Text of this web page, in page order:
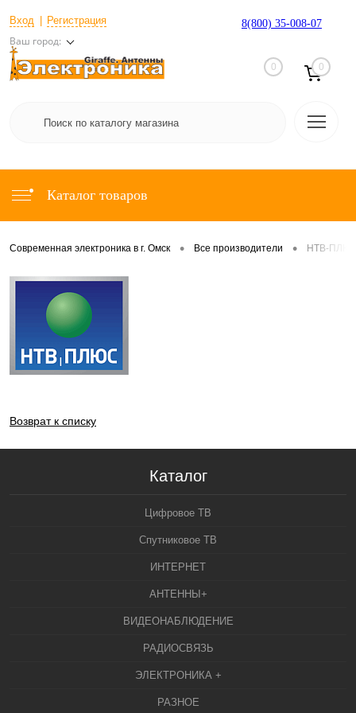
Вход Регистрация
Ваш город:
8(800) 35-008-07
0 0
Каталог товаров
Современная электроника в г. Омск • Все производители • НТВ-
Возврат к списку
Каталог
Цифровое ТВ
Спутниковое ТВ
ИНТЕРНЕТ
АНТЕННЫ+
ВИДЕОНАБЛЮДЕНИЕ
РАДИОСВЯЗЬ
ЭЛЕКТРОНИКА +
РАЗНОЕ